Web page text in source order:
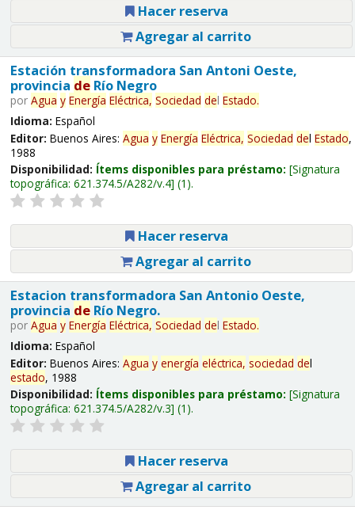
Hacer reserva
Agregar al carrito
Estación transformadora San Antoni Oeste,
provincia deRío Negro
por Agua y Energía Eléctrica, Sociedad del Estado.
Idioma: Español
Editor: Buenos Aires: Agua y Energía Eléctrica, Sociedad del Estado,
1988
Disponibilidad: Ítems disponibles para préstamo: Signatura
topográfica: 621.374.5/A282/v.4 (1).
Hacer reserva
Agregar al carrito
Estacion transformadora San Antonio Oeste,
provincia deRío Negro.
por Agua y Energía Eléctrica, Sociedad del Estado.
Idioma: Español
Editor: Buenos Aires: Agua y energía eléctrica, sociedad del
estado, 1988
Disponibilidad: Ítems disponibles para préstamo: Signatura
topográfica: 621.374.5/A282/v.3 (1).
Hacer reserva
Agregar al carrito